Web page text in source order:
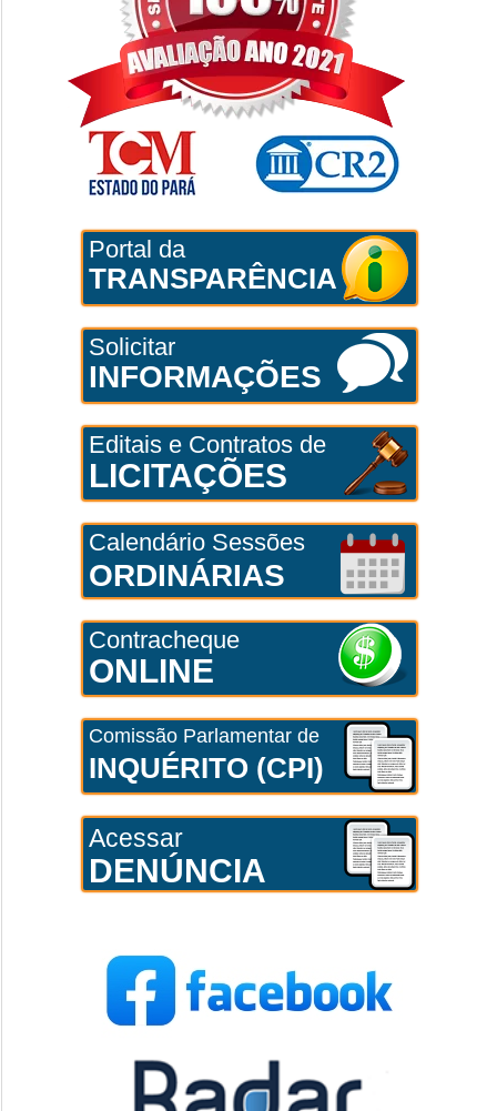
Portal da
TRANSPARÊNCIA
Solicitar
INFORMAÇÕES
Editais e Contratos de
LICITAÇÕES
Calendário Sessões
ORDINÁRIAS
Contracheque
ONLINE
Comissão Parlamentar de
INQUÉRITO (CPI)
Acessar
DENÚNCIA